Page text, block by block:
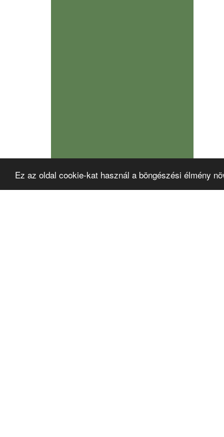
Ez az oldal cookie-kat használ a böngészési élmény